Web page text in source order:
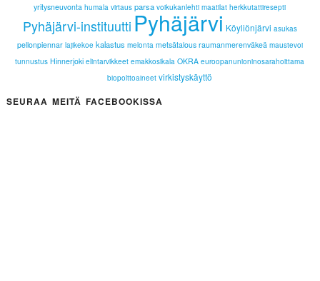
yritysneuvonta humala virtaus parsa voikukanlehti maatilat herkkutattiresepti
Pyhäjärvi-instituutti Pyhäjärvi Köyliönjärvi asukas
pellonpiennar lajikekoe kalastus melonta metsätalous raumanmerenväkeä maustevoi
tunnustus Hinnerjoki elintarvikkeet emakkosikala OKRA euroopanunioninosarahoittama
biopolttoaineet virkistyskäyttö
SEURAA MEITÄ FACEBOOKISSA